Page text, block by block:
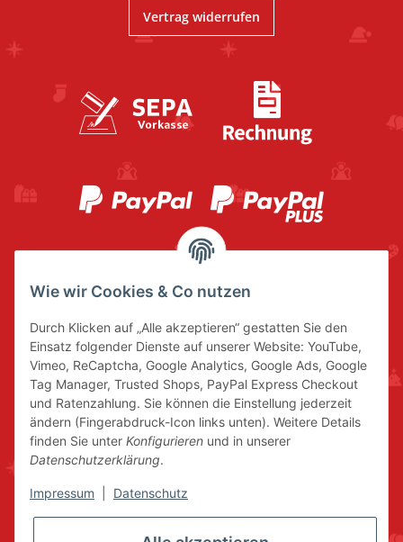
Vertrag widerrufen
Wie wir Cookies & Co nutzen
Durch Klicken auf „Alle akzeptieren“ gestatten Sie den
Einsatz folgender Dienste auf unserer Website: YouTube,
Vimeo, ReCaptcha, Google Analytics, Google Ads, Google
Tag Manager, Trusted Shops, PayPal Express Checkout
und Ratenzahlung. Sie können die Einstellung jederzeit
ändern (Fingerabdruck-Icon links unten). Weitere Details
finden Sie unter Konfigurieren und in unserer
Datenschutzerklärung.
Impressum Datenschutz